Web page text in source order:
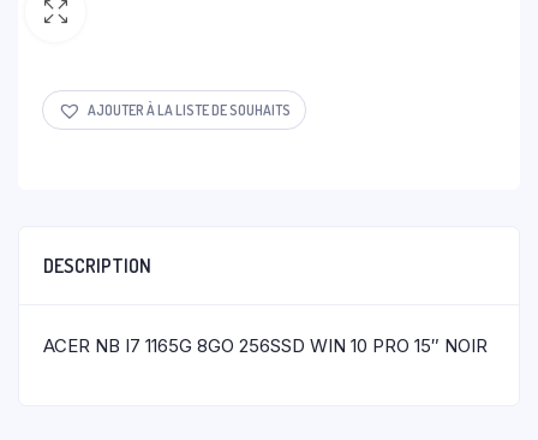
AJOUTER À LA LISTE DE SOUHAITS
DESCRIPTION
ACER NB I7 1165G 8GO 256SSD WIN 10 PRO 15″ NOIR